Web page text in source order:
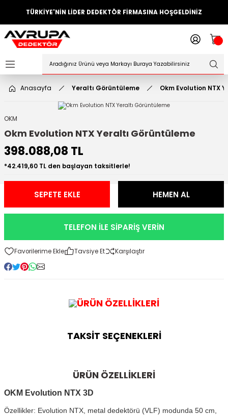
TÜRKİYE'NİN LİDER DEDEKTÖR FİRMASINA HOŞGELDİNİZ
Geri Dön
Anasayfa Yeraltı Görüntüleme Okm Evolution NTX
OKM
Okm Evolution NTX Yeraltı Görüntüleme
398.088,08 TL
*42.419,60 TL den başlayan taksitlerle!
SEPETE EKLE HEMEN AL
TELEFON İLE SİPARİŞ VERİN
Tavsiye Et Karşılaştır
ÜRÜN ÖZELLİKLERİ
TAKSİT SEÇENEKLERİ
ÜRÜN ÖZELLİKLERİ
OKM Evolution NTX 3D
Özellikler: Evolution NTX, metal dedektörü (VLF) modunda 50 cm,